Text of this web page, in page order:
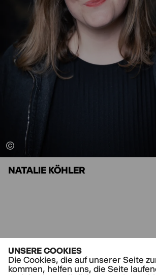
UNSERE COOKIES
Die Cookies, die auf unserer Seite
kommen, helfen uns, die Seite
NATALIE KÖHLER